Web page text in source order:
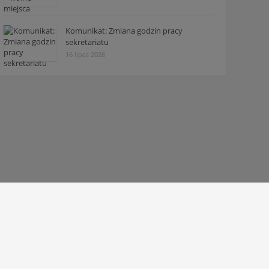
Komunikat: Zmiana godzin pracy
sekretariatu
16 lipca 2026